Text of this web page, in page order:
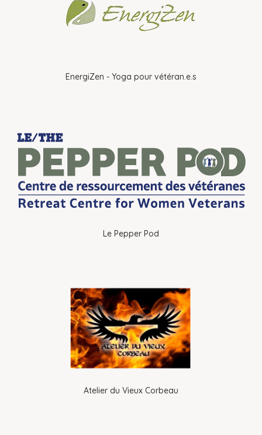
EnergiZen - Yoga pour vétéran.e.s
Le Pepper Pod
Atelier du Vieux Corbeau